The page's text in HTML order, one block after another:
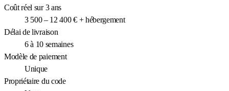
Coût réel sur 3 ans
3 500 – 12 400 € + hébergement
Délai de livraison
6 à 10 semaines
Modèle de paiement
Unique
Propriétaire du code